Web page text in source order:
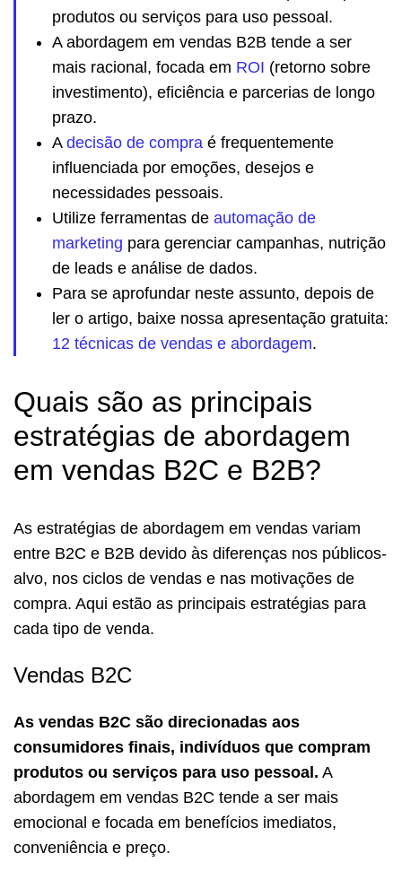
produtos ou serviços para uso pessoal.
A abordagem em vendas B2B tende a ser
mais racional, focada em ROI (retorno sobre
investimento), eficiência e parcerias de longo
prazo.
A decisão de compra é frequentemente
influenciada por emoções, desejos e
necessidades pessoais.
Utilize ferramentas de automação de
marketing para gerenciar campanhas, nutrição
de leads e análise de dados.
Para se aprofundar neste assunto, depois de
ler o artigo, baixe nossa apresentação gratuita:
12 técnicas de vendas e abordagem.
Quais são as principais
estratégias de abordagem
em vendas B2C e B2B?
As estratégias de abordagem em vendas variam
entre B2C e B2B devido às diferenças nos públicos-
alvo, nos ciclos de vendas e nas motivações de
compra. Aqui estão as principais estratégias para
cada tipo de venda.
Vendas B2C
As vendas B2C são direcionadas aos
consumidores finais, indivíduos que compram
produtos ou serviços para uso pessoal. A
abordagem em vendas B2C tende a ser mais
emocional e focada em benefícios imediatos,
conveniência e preço.